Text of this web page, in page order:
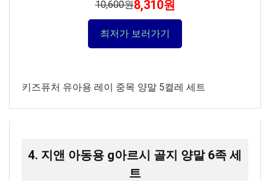
10,600원8,310원
최저가 보러가기
키즈퓨처 유아용 레이 중목 양말 5켤레 세트
4. 지앤 아동용 g아르시 골지 양말 6족 세
트